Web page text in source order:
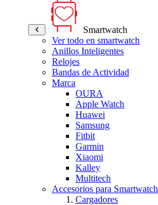
Smartwatch
Ver todo en smartwatch
Anillos Inteligentes
Relojes
Bandas de Actividad
Marca
OURA
Apple Watch
Huawei
Samsung
Fitbit
Garmin
Xiaomi
Kalley
Multitech
Accesorios para Smartwatch
Cargadores